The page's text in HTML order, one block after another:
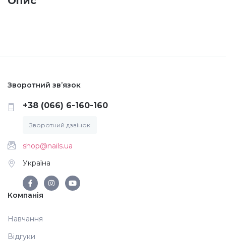
Слюда
Інші прикраси
Фарби для розпису
Фольга для лиття (ефект кракелюра)
Зворотний зв’язок
+38 (066) 6-160-160
Зворотний дзвінок
shop@nails.ua
Україна
Компанія
Навчання
Відгуки